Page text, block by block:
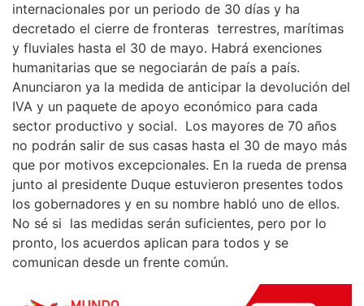
internacionales por un periodo de 30 días y ha
decretado el cierre de fronteras terrestres, marítimas
y fluviales hasta el 30 de mayo. Habrá exenciones
humanitarias que se negociarán de país a país.
Anunciaron ya la medida de anticipar la devolución del
IVA y un paquete de apoyo económico para cada
sector productivo y social. Los mayores de 70 años
no podrán salir de sus casas hasta el 30 de mayo más
que por motivos excepcionales. En la rueda de prensa
junto al presidente Duque estuvieron presentes todos
los gobernadores y en su nombre habló uno de ellos.
No sé si las medidas serán suficientes, pero por lo
pronto, los acuerdos aplican para todos y se
comunican desde un frente común.